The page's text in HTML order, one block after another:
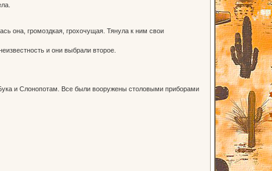
она, громоздкая, грохочущая. Тянула к ним свои
и они выбрали второе.
и Слонопотам. Все были вооружены столовыми приборами